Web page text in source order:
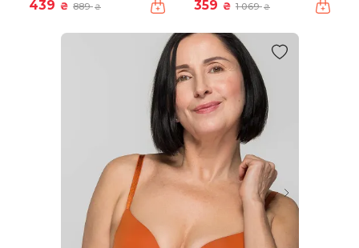
439 ₴ 889₴ 359 ₴ 1 069₴